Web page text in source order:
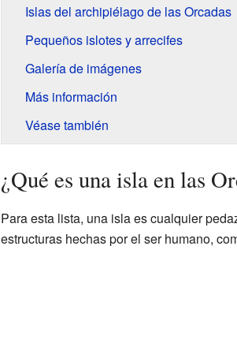
Islas del archipiélago de las Orcadas
Pequeños islotes y arrecifes
Galería de imágenes
Más información
Véase también
¿Qué es una isla en las
Para esta lista, una isla es cualquier
estructuras hechas por el ser humano,